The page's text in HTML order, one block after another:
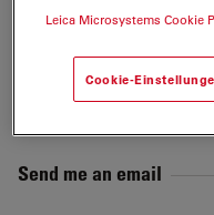
Send me an email
Leica Microsystems Cookie
Cookie-